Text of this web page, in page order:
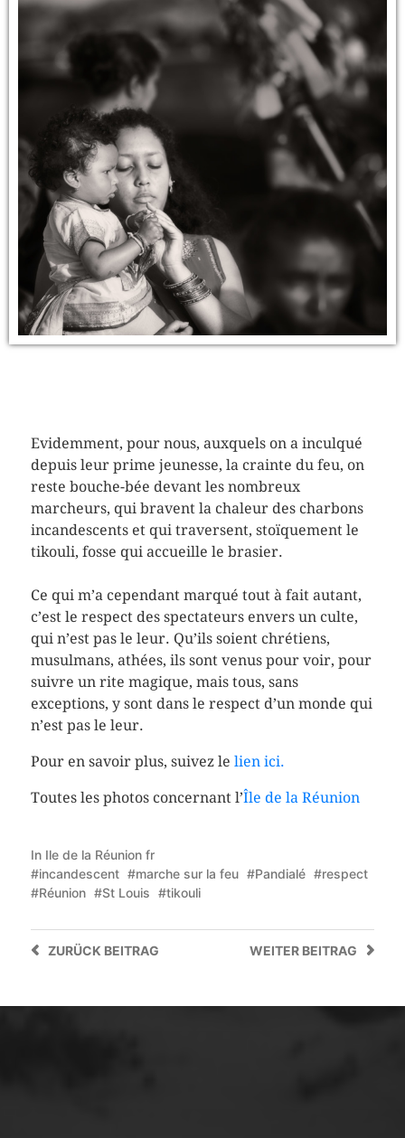
Evidemment, pour nous, auxquels on a inculqué
depuis leur prime jeunesse, la crainte du feu, on
reste bouche-bée devant les nombreux
marcheurs, qui bravent la chaleur des charbons
incandescents et qui traversent, stoïquement le
tikouli, fosse qui accueille le brasier.
Ce qui m’a cependant marqué tout à fait autant,
c’est le respect des spectateurs envers un culte,
qui n’est pas le leur. Qu’ils soient chrétiens,
musulmans, athées, ils sont venus pour voir, pour
suivre un rite magique, mais tous, sans
exceptions, y sont dans le respect d’un monde qui
n’est pas le leur.
Pour en savoir plus, suivez le lien ici.
Toutes les photos concernant l’Île de la Réunion
In Ile de la Réunion fr
incandescent
marche sur la feu Pandialé
respect
Réunion
St Louis tikouli
WEITER BEITRAG
ZURÜCK BEITRAG